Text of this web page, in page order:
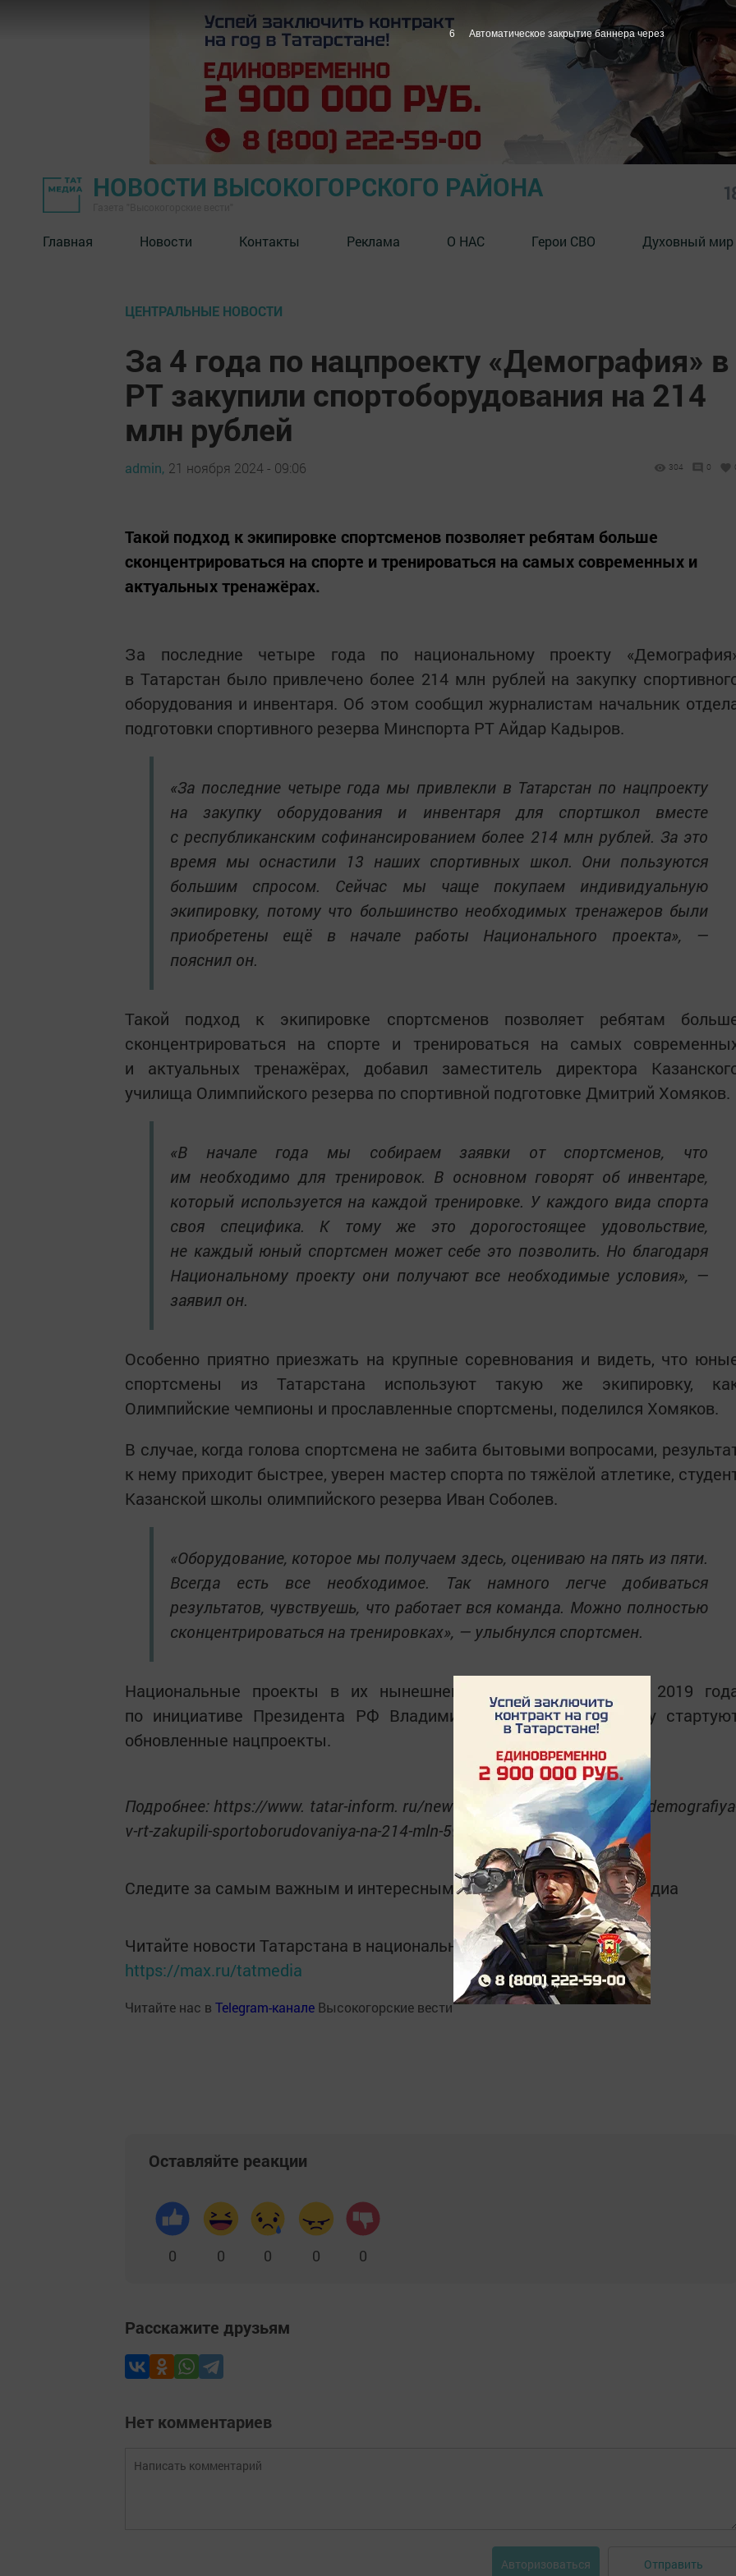
НОВОСТИ ВЫСОКОГОРСКОГО РАЙОНА
Главная Новости Контакты Реклама О НАС Герои СВО Духовный мир
ЦЕНТРАЛЬНЫЕ НОВОСТИ
За 4 года по нацпроекту «Демография» в
РТ закупили спортоборудования на 214
млн рублей
admin, 21 ноября 2024 - 09:06 304 0
Такой подход к экипировке спортсменов позволяет ребятам больше
сконцентрироваться на спорте и тренироваться на самых современных и
актуальных тренажёрах.
За последние четыре года по национальному проекту
в Татарстан было привлечено более 214 млн рублей на закупку
оборудования и инвентаря. Об этом сообщил журналистам начальник
подготовки спортивного резерва Минспорта РТ Айдар Кадыров.
«За последние четыре года мы привлекли в Татарстан по нацпроекту
на закупку оборудования и инвентаря для спортшкол вместе
с республиканским софинансированием более 214 млн рублей. За это
время мы оснастили 13 наших спортивных школ. Они пользуются
большим спросом. Сейчас мы чаще покупаем индивидуальную
экипировку, потому что большинство необходимых тренажеров были
приобретены ещё в начале работы Национального проекта», —
пояснил он.
Такой подход к экипировке спортсменов позволяет ребятам
сконцентрироваться на спорте и тренироваться на самых
и актуальных тренажёрах, добавил заместитель директора
училища Олимпийского резерва по спортивной подготовке Дмитрий Хомяков.
«В начале года мы собираем заявки от спортсменов, что
им необходимо для тренировок. В основном говорят об инвентаре,
который используется на каждой тренировке. У каждого вида спорта
своя специфика. К тому же это дорогостоящее удовольствие,
не каждый юный спортсмен может себе это позволить. Но благодаря
Национальному проекту они получают все необходимые условия», —
заявил он.
Особенно приятно приезжать на крупные соревнования и видеть, что
спортсмены из Татарстана используют такую же экипировку,
Олимпийские чемпионы и прославленные спортсмены, поделился Хомяков.
В случае, когда голова спортсмена не забита бытовыми вопросами,
к нему приходит быстрее, уверен мастер спорта по тяжёлой атлетике,
Казанской школы олимпийского резерва Иван Соболев.
«Оборудование, которое мы получаем здесь, оцениваю на пять из пяти.
Всегда есть все необходимое. Так намного легче добиваться
результатов, чувствуешь, что работает вся команда. Можно полностью
сконцентрироваться на тренировках», — улыбнулся спортсмен.
Национальные проекты в их нынешнем виде реализуются с 2019
по инициативе Президента РФ Владимира Путина. В 2025 году
обновленные нацпроекты.
Подробнее: https://www. tatar-inform. ru/news/za-4-goda-po-nacproektu-
v-rt-zakupili-sportoborudovaniya-na-214-mln-5965131
Следите за самым важным и интересным вTelegram-каналеТатмедиа
Читайте новости Татарстана в национальном мессенджере MАХ:
https://max.ru/tatmedia
Читайте нас в Telegram-канале Высокогорские вести
Оставляйте реакции
0 0 0 0 0
Расскажите друзьям
Нет комментариев
Авторизоваться Отправить
5 Автоматическое закрытие баннера через